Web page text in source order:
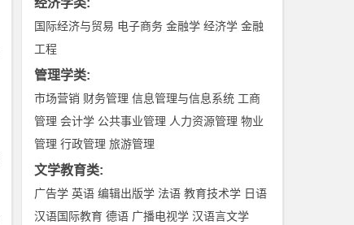
经济学类:
国际经济与贸易 电子商务 金融学 经济学 金融
工程
管理学类:
市场营销 财务管理 信息管理与信息系统 工商
管理 会计学 公共事业管理 人力资源管理 物业
管理 行政管理 旅游管理
文学教育类:
广告学 英语 编辑出版学 法语 教育技术学 日语
汉语国际教育 德语 广播电视学 汉语言文学